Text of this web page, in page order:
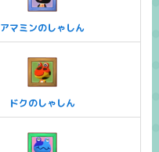
アマミンのしゃしん
ドクのしゃしん